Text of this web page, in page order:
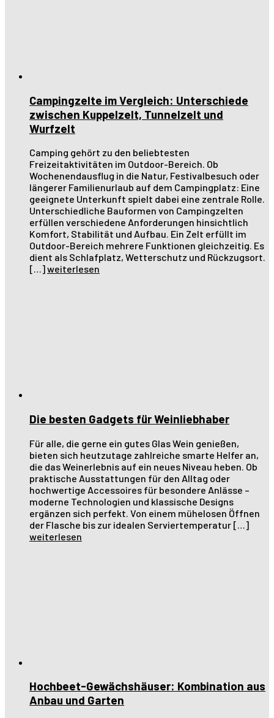
Campingzelte im Vergleich: Unterschiede
zwischen Kuppelzelt, Tunnelzelt und
Wurfzelt
Camping gehört zu den beliebtesten
Freizeitaktivitäten im Outdoor-Bereich. Ob
Wochenendausflug in die Natur, Festivalbesuch oder
längerer Familienurlaub auf dem Campingplatz: Eine
geeignete Unterkunft spielt dabei eine zentrale Rolle.
Unterschiedliche Bauformen von Campingzelten
erfüllen verschiedene Anforderungen hinsichtlich
Komfort, Stabilität und Aufbau. Ein Zelt erfüllt im
Outdoor-Bereich mehrere Funktionen gleichzeitig. Es
dient als Schlafplatz, Wetterschutz und Rückzugsort.
[…]weiterlesen
Die besten Gadgets für Weinliebhaber
Für alle, die gerne ein gutes Glas Wein genießen,
bieten sich heutzutage zahlreiche smarte Helfer an,
die das Weinerlebnis auf ein neues Niveau heben. Ob
praktische Ausstattungen für den Alltag oder
hochwertige Accessoires für besondere Anlässe –
moderne Technologien und klassische Designs
ergänzen sich perfekt. Von einem mühelosen Öffnen
der Flasche bis zur idealen Serviertemperatur […]
weiterlesen
Hochbeet-Gewächshäuser: Kombination aus
Anbau und Garten